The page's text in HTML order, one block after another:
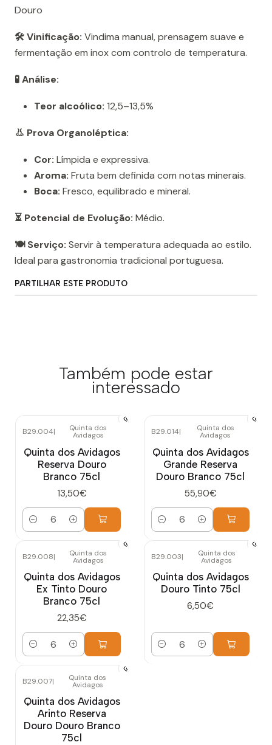
Douro
🛠️ Vinificação: Vindima manual, prensagem suave e
fermentação em inox com controlo de temperatura.
🧪 Análise:
Teor alcoólico: 12,5–13,5%
👃 Prova Organoléptica:
Cor: Límpida e expressiva.
Aroma: Fruta bem definida com notas minerais.
Boca: Fresco, equilibrado e mineral.
⏳ Potencial de Evolução: Médio.
🍽️ Serviço: Servir à temperatura adequada ao estilo.
Ideal para gastronomia tradicional portuguesa.
PARTILHAR ESTE PRODUTO
Também pode estar
interessado
B29.004| Quinta dos
Avidagos
Quinta dos Avidagos
Reserva Douro
Branco 75cl
13,50€
Quantidade
B29.014| Quinta dos
Avidagos
Quinta dos Avidagos
Grande Reserva
Douro Branco 75cl
55,90€
Quantidade
B29.008| Quinta dos
Avidagos
Quinta dos Avidagos
Ex Tinto Douro
Branco 75cl
22,35€
Quantidade
B29.003| Quinta dos
Avidagos
Quinta dos Avidagos
Douro Tinto 75cl
6,50€
Quantidade
B29.007| Quinta dos
Avidagos
Quinta dos Avidagos
Arinto Reserva
Douro Douro Branco
75cl